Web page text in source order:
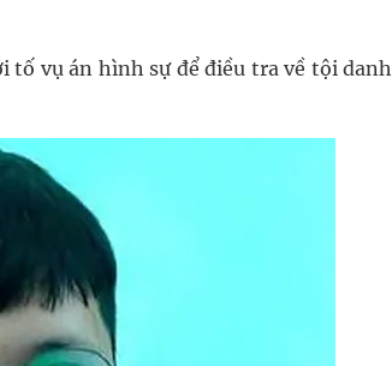
tố vụ án hình sự để điều tra về tội danh